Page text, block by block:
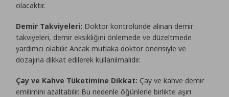
olacaktır.
Demir Takviyeleri: Doktor kontrolünde alınan demir
takviyeleri, demir eksikliğini önlemede ve düzeltmede
yardımcı olabilir. Ancak mutlaka doktor önerisiyle ve
dozajına dikkat edilerek kullanılmalıdır.
Çay ve Kahve Tüketimine Dikkat: Çay ve kahve demir
emilimini azaltabilir. Bu nedenle öğünlerle birlikte aşırı